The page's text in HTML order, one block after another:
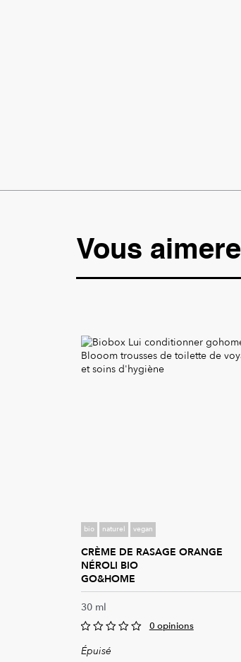
Vous
bio naturel vegan
CRÈME DE RASAGE ORANGE
NÉROLI BIO
GO&HOME
30 ml
0
out
0 opinions
Épuisé